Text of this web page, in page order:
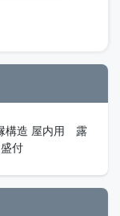
構造 屋内用 露
付